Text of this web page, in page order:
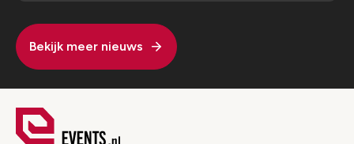
Bekijk meer nieuws